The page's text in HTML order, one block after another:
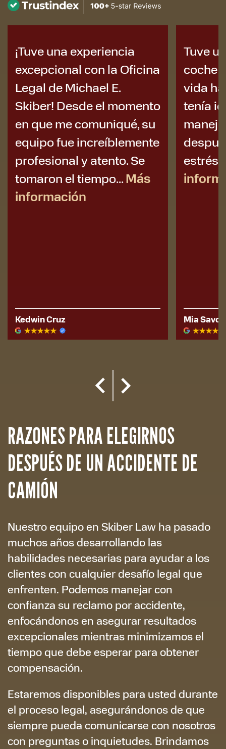
Tuve un accidente de
coche que me cambió la
vida hace un año y no
tenía idea de cómo
manejar todo lo que vino
después: el dolor, el
estrés, el...Más
información
Mia Savona
Aquí
Mike
¡Tuve
Mike
Steph
RAZONES PARA ELEGIRNOS
DESPUÉS DE UN ACCIDENTE DE
CAMIÓN
Nuestro equipo en Skiber Law ha pasado
muchos años desarrollando las
habilidades necesarias para ayudar a los
clientes con cualquier desafío legal que
enfrenten. Podemos manejar con
confianza su reclamo por accidente,
enfocándonos en asegurar resultados
excepcionales mientras minimizamos el
tiempo que debe esperar para obtener
compensación.
Estaremos disponibles para usted durante
el proceso legal, asegurándonos de que
siempre pueda comunicarse con nosotros
con preguntas o inquietudes. Brindamos